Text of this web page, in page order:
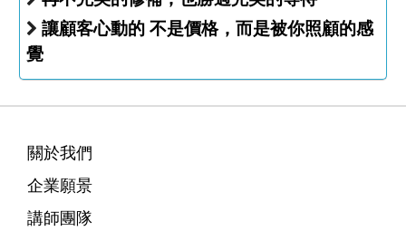
讓顧客心動的 不是價格，而是被你照顧的感
覺
關於我們
企業願景
講師團隊